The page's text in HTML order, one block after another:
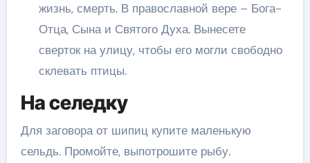
жизнь, смерть. В православной вере – Бога-
Отца, Сына и Святого Духа. Вынесете
сверток на улицу, чтобы его могли свободно
склевать птицы.
На селедку
Для заговора от шипиц купите маленькую
сельдь. Промойте, выпотрошите рыбу.